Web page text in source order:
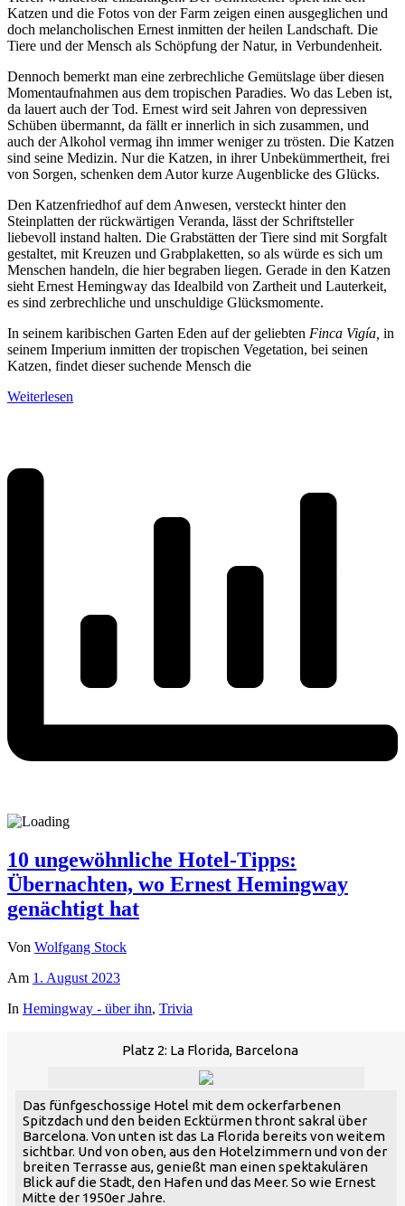
Katzen und die Fotos von der Farm zeigen einen ausgeglichen und
doch melancholischen Ernest inmitten der heilen Landschaft. Die
Tiere und der Mensch als Schöpfung der Natur, in Verbundenheit.
Dennoch bemerkt man eine zerbrechliche Gemütslage über diesen
Momentaufnahmen aus dem tropischen Paradies. Wo das Leben ist,
da lauert auch der Tod. Ernest wird seit Jahren von depressiven
Schüben übermannt, da fällt er innerlich in sich zusammen, und
auch der Alkohol vermag ihn immer weniger zu trösten. Die Katzen
sind seine Medizin. Nur die Katzen, in ihrer Unbekümmertheit, frei
von Sorgen, schenken dem Autor kurze Augenblicke des Glücks.
Den Katzenfriedhof auf dem Anwesen, versteckt hinter den
Steinplatten der rückwärtigen Veranda, lässt der Schriftsteller
liebevoll instand halten. Die Grabstätten der Tiere sind mit Sorgfalt
gestaltet, mit Kreuzen und Grabplaketten, so als würde es sich um
Menschen handeln, die hier begraben liegen. Gerade in den Katzen
sieht Ernest Hemingway das Idealbild von Zartheit und Lauterkeit,
es sind zerbrechliche und unschuldige Glücksmomente.
In seinem karibischen Garten Eden auf der geliebten Finca Vigía, in
seinem Imperium inmitten der tropischen Vegetation, bei seinen
Katzen, findet dieser suchende Mensch die
Weiterlesen
10 ungewöhnliche Hotel-Tipps:
Übernachten, wo Ernest Hemingway
genächtigt hat
Von Wolfgang Stock
Am 1. August 2023
In Hemingway - über ihn, Trivia
Platz 2: La Florida, Barcelona
Das fünfgeschossige Hotel mit dem ockerfarbenen
Spitzdach und den beiden Ecktürmen thront sakral über
Barcelona. Von unten ist das La Florida bereits von weitem
sichtbar. Und von oben, aus den Hotelzimmern und von der
breiten Terrasse aus, genießt man einen spektakulären
Blick auf die Stadt, den Hafen und das Meer. So wie Ernest
Mitte der 1950er Jahre.